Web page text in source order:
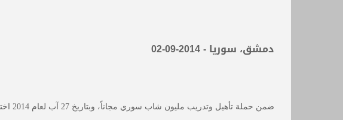
دمشق، سوريا - 2014-09-02
ضمن حملة تأهيل وتدريب مليون شاب سوري مجاناً، وبتاريخ 27 آب لعام 2014 اختتمت